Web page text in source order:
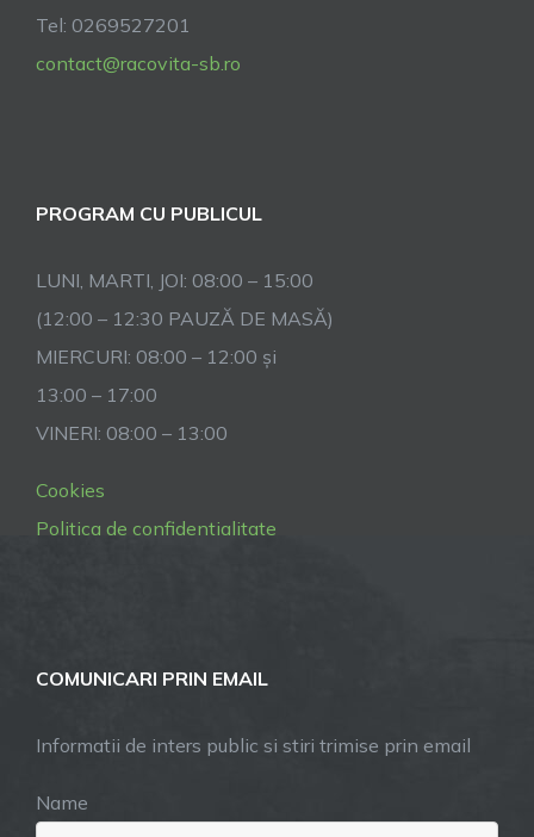
Tel: 0269527201
contact@racovita-sb.ro
PROGRAM CU PUBLICUL
LUNI, MARTI, JOI: 08:00 – 15:00
(12:00 – 12:30 PAUZĂ DE MASĂ)
MIERCURI: 08:00 – 12:00 și
13:00 – 17:00
VINERI: 08:00 – 13:00
Cookies
Politica de confidentialitate
COMUNICARI PRIN EMAIL
Informatii de inters public si stiri trimise prin email
Name